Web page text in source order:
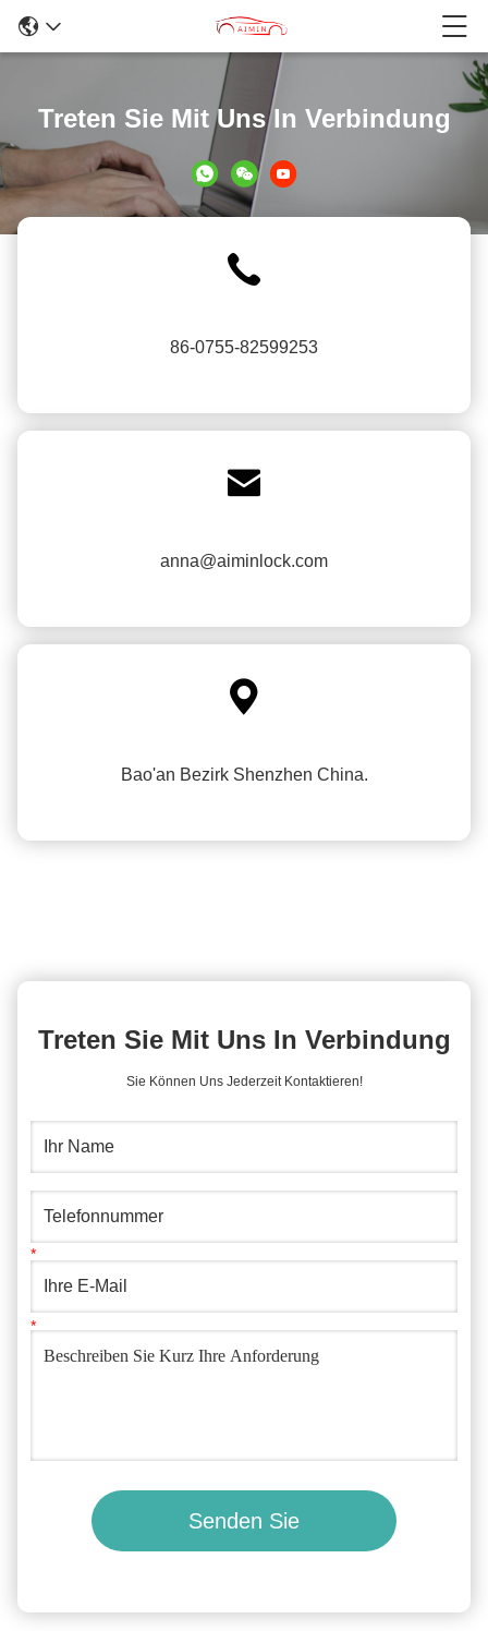
Treten Sie Mit Uns In Verbindung
86-0755-82599253

anna@aiminlock.com

Bao'an Bezirk Shenzhen China.
Treten Sie Mit Uns In Verbindung
Sie Können Uns Jederzeit Kontaktieren!
Senden Sie